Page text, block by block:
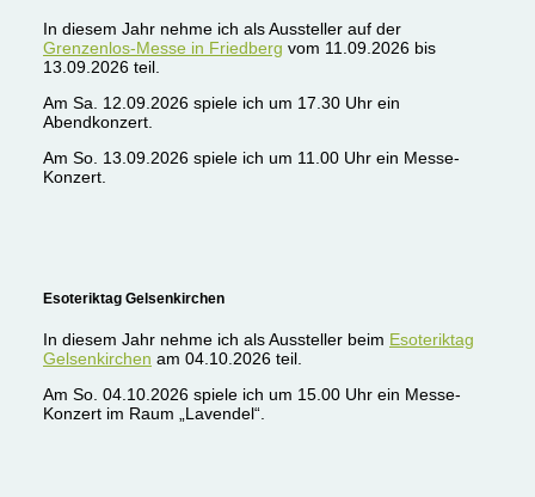
In diesem Jahr nehme ich als Aussteller auf der
Grenzenlos-Messe in Friedberg vom 11.09.2026 bis
13.09.2026 teil.
Am Sa. 12.09.2026 spiele ich um 17.30 Uhr ein
Abendkonzert.
Am So. 13.09.2026 spiele ich um 11.00 Uhr ein Messe-
Konzert.
Esoteriktag Gelsenkirchen
In diesem Jahr nehme ich als Aussteller beim Esoteriktag
Gelsenkirchen am 04.10.2026 teil.
Am So. 04.10.2026 spiele ich um 15.00 Uhr ein Messe-
Konzert im Raum „Lavendel“.